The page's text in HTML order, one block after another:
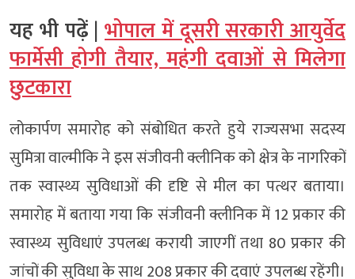
यह भी पढ़ें | भोपाल में दूसरी सरकारी आयुर्वेद
फार्मेसी होगी तैयार, महंगी दवाओं से मिलेगा
छुटकारा
लोकार्पण समारोह को संबोधित करते हुये राज्यसभा सदस्य
सुमित्रा वाल्मीकि ने इस संजीवनी क्लीनिक को क्षेत्र के नागरिकों
तक स्वास्थ्य सुविधाओं की दृष्टि से मील का पत्थर बताया।
समारोह में बताया गया कि संजीवनी क्लीनिक में 12 प्रकार की
स्वास्थ्य सुविधाएं उपलब्ध करायी जाएगीं तथा 80 प्रकार की
जांचों की सुविधा के साथ 208 प्रकार की दवाएं उपलब्ध रहेंगी।